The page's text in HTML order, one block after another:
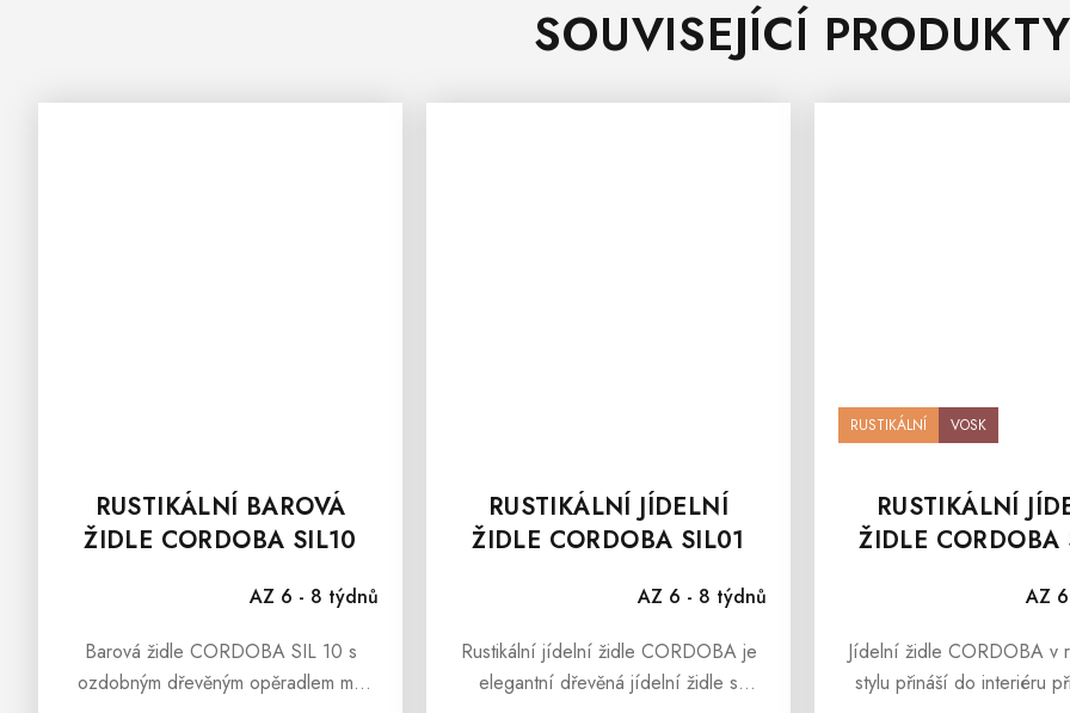
SOUVISEJÍCÍ PRODUKTY
RUSTIKÁLNÍ BAROVÁ
ŽIDLE CORDOBA SIL10
AZ 6 - 8 týdnů
Barová židle CORDOBA SIL 10 s
ozdobným dřevěným opěradlem má
RUSTIKÁLNÍ JÍDELNÍ
ŽIDLE CORDOBA SIL01
AZ 6 - 8 týdnů
Rustikální jídelní židle CORDOBA je
elegantní dřevěná jídelní židle s
RUSTIKÁLNÍ VOSK
RUSTIKÁLNÍ
ŽIDLE CORDOBA
AZ
Jídelní židle CORDOBA v
stylu přináší do interiéru